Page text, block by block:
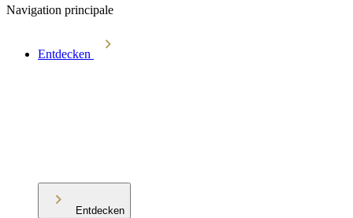
Navigation principale
Entdecken
Entdecken